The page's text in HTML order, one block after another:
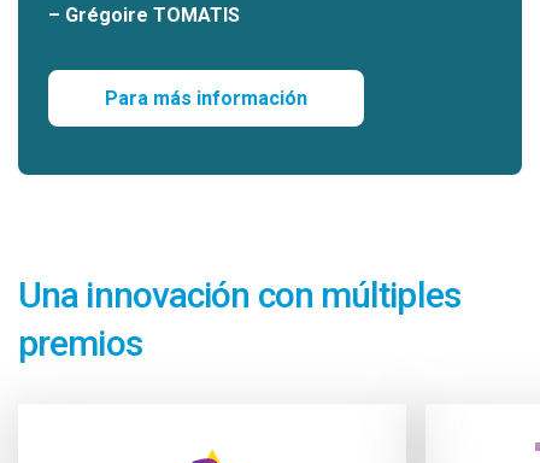
– Grégoire TOMATIS
Para más información
Una innovación con múltiples
premios